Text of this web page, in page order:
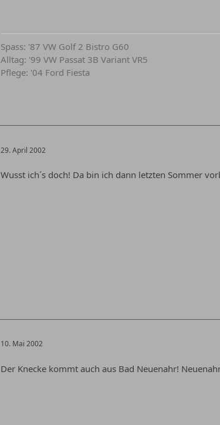
Spass: '87 VW Golf 2 Bistro G60
Alltag: '99 VW Passat 3B Variant VR5
Pflege: '04 Ford Fiesta
29. April 2002
Wusst ich´s doch! Da bin ich dann letzten Sommer
10. Mai 2002
Der Knecke kommt auch aus Bad Neuenahr!